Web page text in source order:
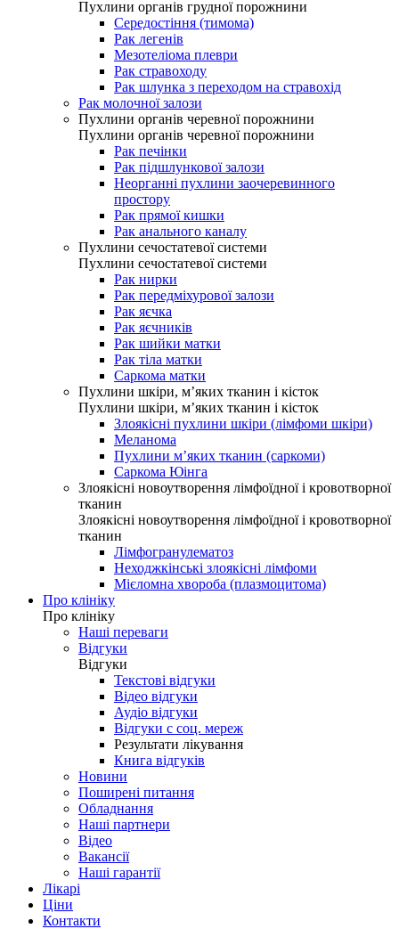
Пухлини органів грудної порожнини
Середостіння (тимома)
Рак легенів
Мезотеліома плеври
Рак стравоходу
Рак шлунка з переходом на стравохід
Рак молочної залози
Пухлини органів черевної порожнини
Пухлини органів черевної порожнини
Рак печінки
Рак підшлункової залози
Неорганні пухлини заочеревинного
простору
Рак прямої кишки
Рак анального каналу
Пухлини сечостатевої системи
Пухлини сечостатевої системи
Рак нирки
Рак передміхурової залози
Рак яєчка
Рак яєчників
Рак шийки матки
Рак тіла матки
Саркома матки
Пухлини шкіри, м’яких тканин і кісток
Пухлини шкіри, м’яких тканин і кісток
Злоякісні пухлини шкіри (лімфоми шкіри)
Меланома
Пухлини м’яких тканин (саркоми)
Саркома Юінга
Злоякісні новоутворення лімфоїдної і кровотворної
тканин
Злоякісні новоутворення лімфоїдної і кровотворної
тканин
Лімфогранулематоз
Неходжкінські злоякісні лімфоми
Мієломна хвороба (плазмоцитома)
Про клініку
Про клініку
Наші переваги
Відгуки
Відгуки
Текстові відгуки
Відео відгуки
Аудіо відгуки
Відгуки с соц. мереж
Результати лікування
Книга відгуків
Новини
Поширені питання
Обладнання
Наші партнери
Відео
Вакансії
Наші гарантії
Лікарі
Ціни
Контакти